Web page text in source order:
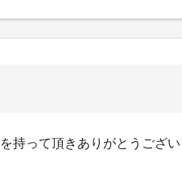
持って頂きありがとうござい